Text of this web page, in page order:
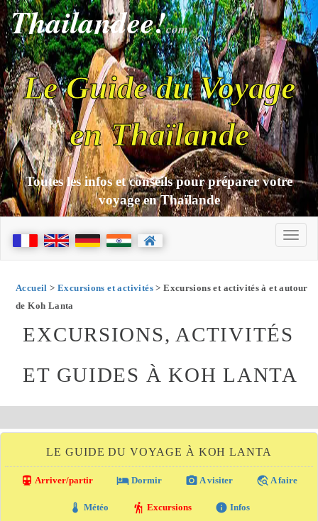
Thailandee!com
Le Guide du Voyage
en Thaïlande
Toutes les infos et conseils pour préparer votre
voyage en Thaïlande
Accueil > Excursions et activités> Excursions et activités à et autour
de Koh Lanta
EXCURSIONS, ACTIVITÉS
ET GUIDES À KOH LANTA
LE GUIDE DU VOYAGE À KOH LANTA
directions_transit Arriver/partir local_hotel Dormir photo_camera A visiter travel_explore A faire
thermostat Météo hiking Excursions info Infos